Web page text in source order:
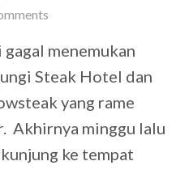
onMarch 31, 2019
menemukan
Steak Hotel dan
yang rame
Akhirnya minggu lalu
ke tempat